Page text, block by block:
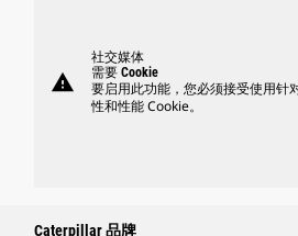
warning
社交媒体
需要 Cookie
要启用此功能，您必须接受使用针
性和性能 Cookie。
Caterpillar 品牌